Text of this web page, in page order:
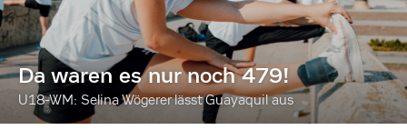
Da waren es nur noch 479!
U18-WM: Selina Wögerer lässt Guayaquil aus